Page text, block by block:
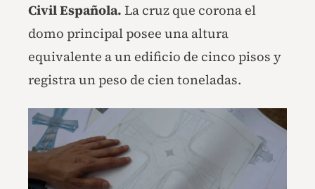
Civil Española. La cruz que corona el
domo principal posee una altura
equivalente a un edificio de cinco pisos y
registra un peso de cien toneladas.